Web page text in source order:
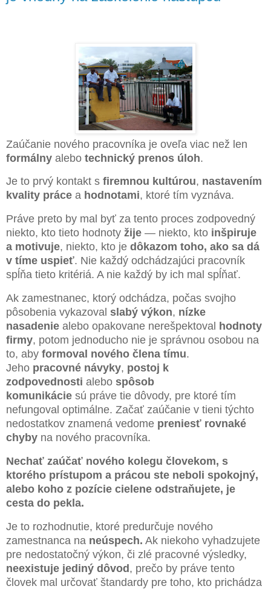
Zaúčanie nového pracovníka je oveľa viac než len
formálny alebo technický prenos úloh.
Je to prvý kontakt s firemnou kultúrou, nastavením
kvality práce a hodnotami, ktoré tím vyznáva.
Práve preto by mal byť za tento proces zodpovedný
niekto, kto tieto hodnoty žije — niekto, kto inšpiruje
a motivuje, niekto, kto je dôkazom toho, ako sa dá
v tíme uspieť. Nie každý odchádzajúci pracovník
spĺňa tieto kritériá. A nie každý by ich mal spĺňať.
Ak zamestnanec, ktorý odchádza, počas svojho
pôsobenia vykazoval slabý výkon, nízke
nasadenie alebo opakovane nerešpektoval hodnoty
firmy, potom jednoducho nie je správnou osobou na
to, aby formoval nového člena tímu.
Jeho pracovné návyky, postoj k
zodpovednosti alebo spôsob
komunikácie sú práve tie dôvody, pre ktoré tím
nefungoval optimálne. Začať zaúčanie v tieni týchto
nedostatkov znamená vedome preniesť rovnaké
chyby na nového pracovníka.
Nechať zaúčať nového kolegu človekom, s
ktorého prístupom a prácou ste neboli spokojný,
alebo koho z pozície cielene odstraňujete, je
cesta do pekla.
Je to rozhodnutie, ktoré predurčuje nového
zamestnanca na neúspech. Ak niekoho vyhadzujete
pre nedostatočný výkon, či zlé pracovné výsledky,
neexistuje jediný dôvod, prečo by práve tento
človek mal určovať štandardy pre toho, kto prichádza